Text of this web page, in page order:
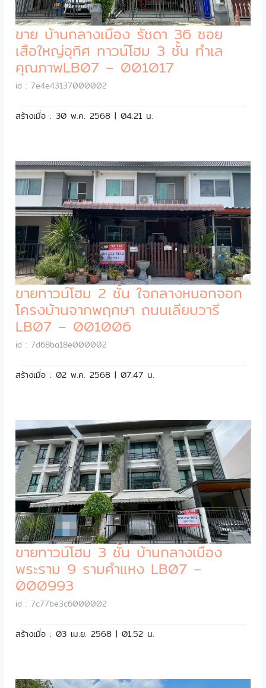
ขาย บ้านกลางเมือง รัชดา 36 ซอย
เสือใหญ่อุทิศ ทาวน์โฮม 3 ชั้น ทำเล
คุณภาพLB07 – 001017
id : 7e4e43137000002
สร้างเมื่อ : 30 พ.ค. 2568 | 04:21 น.
ขายทาวน์โฮม 2 ชั้น ใจกลางหนอกจอก
โครงบ้านจากพฤกษา ถนนเลียบวารี
LB07 – 001006
id : 7d68ba18e000002
สร้างเมื่อ : 02 พ.ค. 2568 | 07:47 น.
ขายทาวน์โฮม 3 ชั้น บ้านกลางเมือง
พระราม 9 รามคำแหง LB07 –
000993
id : 7c77be3c6000002
สร้างเมื่อ : 03 เม.ย. 2568 | 01:52 น.